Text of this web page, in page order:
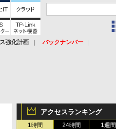
強化計画
バックナンバー
アクセスランキング
1時間 24時間 1週間